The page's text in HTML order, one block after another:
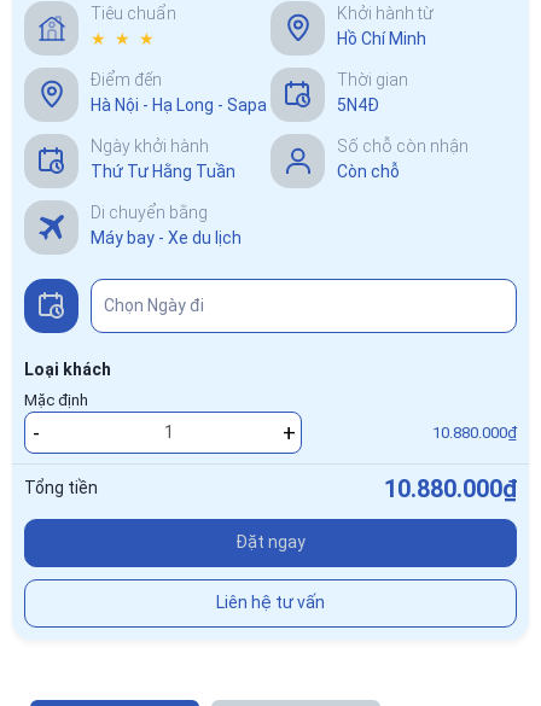
Tiêu chuẩn
★ ★ ★
Khởi hành từ
Hồ Chí Minh
Điểm đến
Hà Nội - Hạ Long - Sapa
Thời gian
5N4Đ
Ngày khởi hành
Thứ Tư Hằng Tuần
Số chỗ còn nhận
Còn chỗ
Di chuyển bằng
Máy bay - Xe du lịch
Loại khách
Mặc định
- + 10.880.000₫
Tổng tiền 10.880.000₫
Đặt ngay
Liên hệ tư vấn